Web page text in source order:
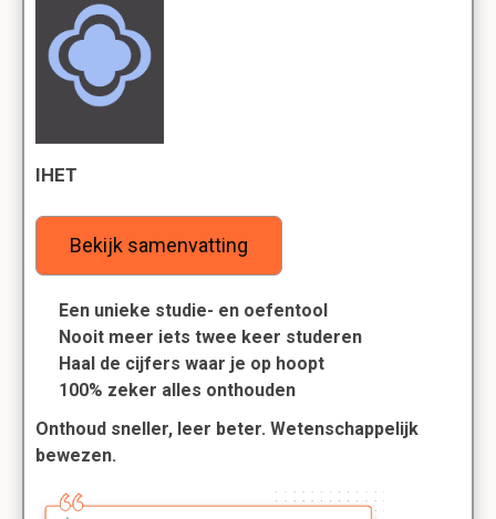
IHET
Bekijk samenvatting
Een unieke studie- en oefentool
Nooit meer iets twee keer studeren
Haal de cijfers waar je op hoopt
100% zeker alles onthouden
Onthoud sneller, leer beter. Wetenschappelijk
bewezen.